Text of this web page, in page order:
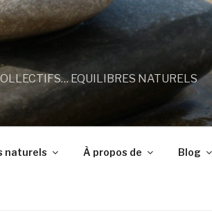
EQUILIBRES NATURELS
naturels À propos de Blog